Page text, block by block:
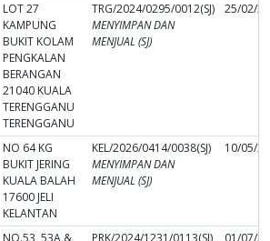
LOT 27
KAMPUNG
BUKIT KOLAM
PENGKALAN
BERANGAN
21040 KUALA
TERENGGANU
TERENGGANU
TRG/2024/0295/0012(SJ)
MENYIMPAN DAN
MENJUAL (SJ)
25/02/
NO 64 KG
BUKIT JERING
KUALA BALAH
17600 JELI
KELANTAN
KEL/2026/0414/0038(SJ)
MENYIMPAN DAN
MENJUAL (SJ)
10/05/
NO.53, 53A &
PRK/2024/1231/0113(SJ)
01/07/